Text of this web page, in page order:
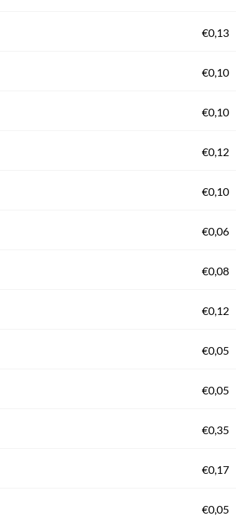
€0,13
€0,10
€0,10
€0,12
€0,10
€0,06
€0,08
€0,12
€0,05
€0,05
€0,35
€0,17
€0,05